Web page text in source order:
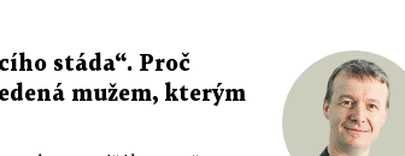
stáda“. Proč
mužem, kterým